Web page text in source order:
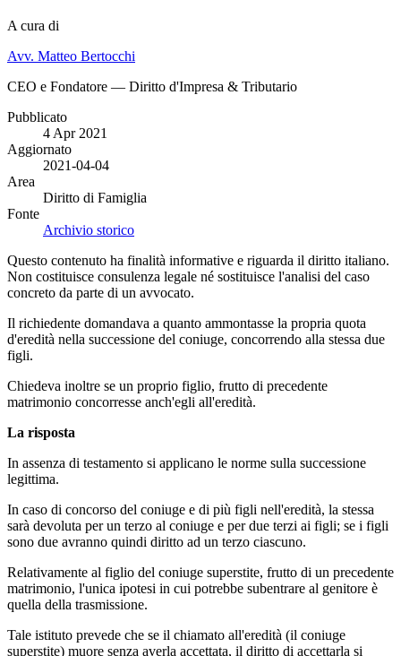
A cura di
Avv. Matteo Bertocchi
CEO e Fondatore — Diritto d'Impresa & Tributario
Pubblicato
4 Apr 2021
Aggiornato
2021-04-04
Area
Diritto di Famiglia
Fonte
Archivio storico
Questo contenuto ha finalità informative e riguarda il diritto italiano.
Non costituisce consulenza legale né sostituisce l'analisi del caso
concreto da parte di un avvocato.
Il richiedente domandava a quanto ammontasse la propria quota
d'eredità nella successione del coniuge, concorrendo alla stessa due
figli.
Chiedeva inoltre se un proprio figlio, frutto di precedente
matrimonio concorresse anch'egli all'eredità.
La risposta
In assenza di testamento si applicano le norme sulla successione
legittima.
In caso di concorso del coniuge e di più figli nell'eredità, la stessa
sarà devoluta per un terzo al coniuge e per due terzi ai figli; se i figli
sono due avranno quindi diritto ad un terzo ciascuno.
Relativamente al figlio del coniuge superstite, frutto di un precedente
matrimonio, l'unica ipotesi in cui potrebbe subentrare al genitore è
quella della trasmissione.
Tale istituto prevede che se il chiamato all'eredità (il coniuge
superstite) muore senza averla accettata, il diritto di accettarla si